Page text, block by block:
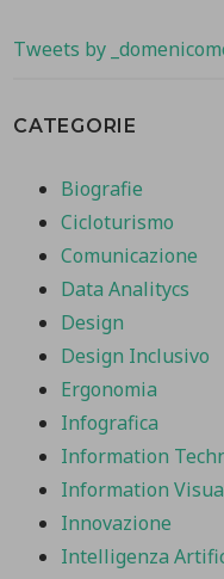
Tweets by
CATEGORIE
Biografie
Cicloturismo
Comunicazione
Data Analitycs
Design
Design Inclusivo
Ergonomia
Infografica
Information
Information
Innovazione
Intelligenza